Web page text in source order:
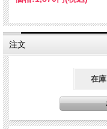
注文
在庫